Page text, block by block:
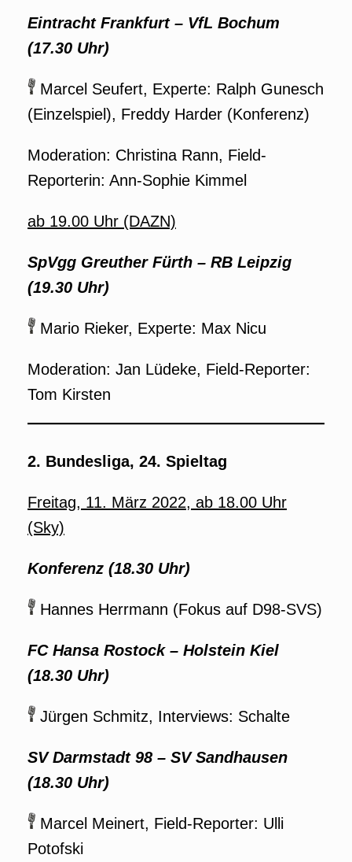
Eintracht Frankfurt – VfL Bochum
(17.30 Uhr)
Marcel Seufert, Experte: Ralph Gunesch
(Einzelspiel), Freddy Harder (Konferenz)
Moderation: Christina Rann, Field-
Reporterin: Ann-Sophie Kimmel
ab 19.00 Uhr (DAZN)
SpVgg Greuther Fürth – RB Leipzig
(19.30 Uhr)
Mario Rieker, Experte: Max Nicu
Moderation: Jan Lüdeke, Field-Reporter:
Tom Kirsten
2. Bundesliga, 24. Spieltag
Freitag, 11. März 2022, ab 18.00 Uhr
(Sky)
Konferenz (18.30 Uhr)
Hannes Herrmann (Fokus auf D98-SVS)
FC Hansa Rostock – Holstein Kiel
(18.30 Uhr)
Jürgen Schmitz, Interviews: Schalte
SV Darmstadt 98 – SV Sandhausen
(18.30 Uhr)
Marcel Meinert, Field-Reporter: Ulli
Potofski